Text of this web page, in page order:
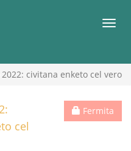
civitana enketo cel vero
Fermita
cel